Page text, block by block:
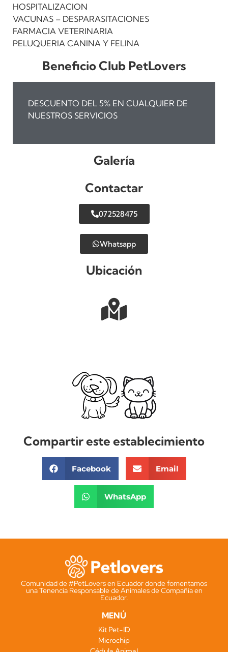
HOSPITALIZACION
VACUNAS – DESPARASITACIONES
FARMACIA VETERINARIA
PELUQUERIA CANINA Y FELINA
Beneficio Club PetLovers
DESCUENTO DEL 5% EN CUALQUIER DE
NUESTROS SERVICIOS
Galería
Contactar
072528475
Whatsapp
Ubicación
Compartir este establecimiento
Facebook Email
WhatsApp
Comunidad de #PetLovers en Ecuador donde fomentamos
una Tenencia Responsable de Animales de Compañía en
Ecuador.
MENÚ
Kit Pet-ID
Microchip